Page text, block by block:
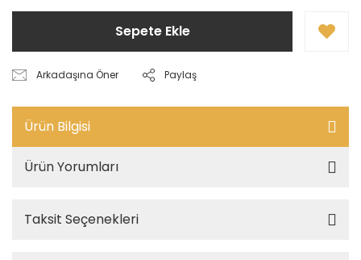
Sepete Ekle
Arkadaşına Öner Paylaş
Ürün Bilgisi
Ürün Yorumları
Taksit Seçenekleri